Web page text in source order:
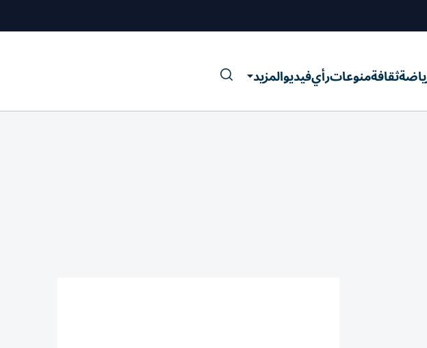
ثقافةمنوعاترأيفيديوالمزيد